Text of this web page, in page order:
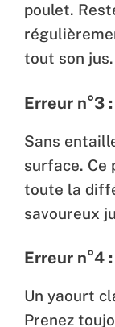
poulet.
tout son jus.
Erreur n°3
Sans
surface.
toute la
savoureux
Erreur n°4
Un yaourt
Prenez